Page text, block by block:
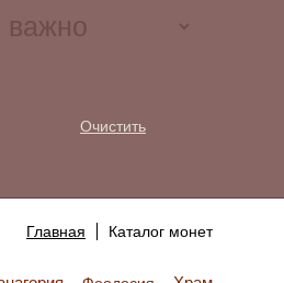
Очистить
Главная Каталог монет